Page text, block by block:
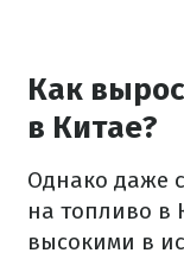
Как
в Китае?
Однако даже
на топливо в
высокими в